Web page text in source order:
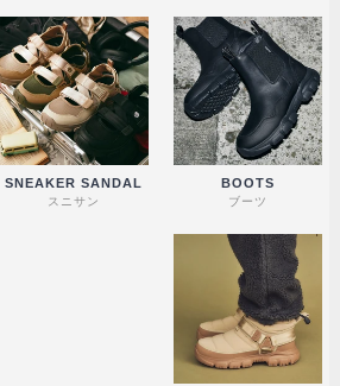
SNEAKER SANDAL
スニサン
BOOTS
ブーツ